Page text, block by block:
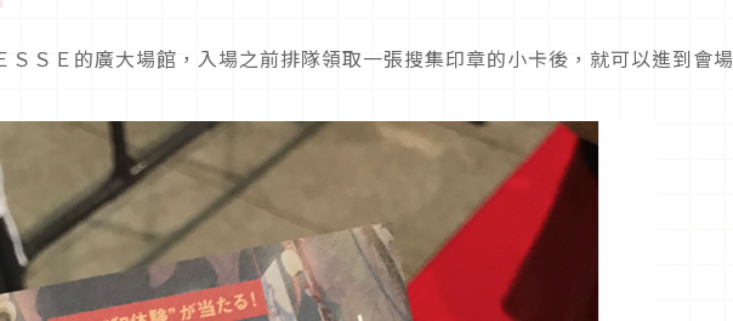
ＳＳＥ的廣大場館，入場之前排隊領取一張搜集印章的小卡後，就可以進到會場